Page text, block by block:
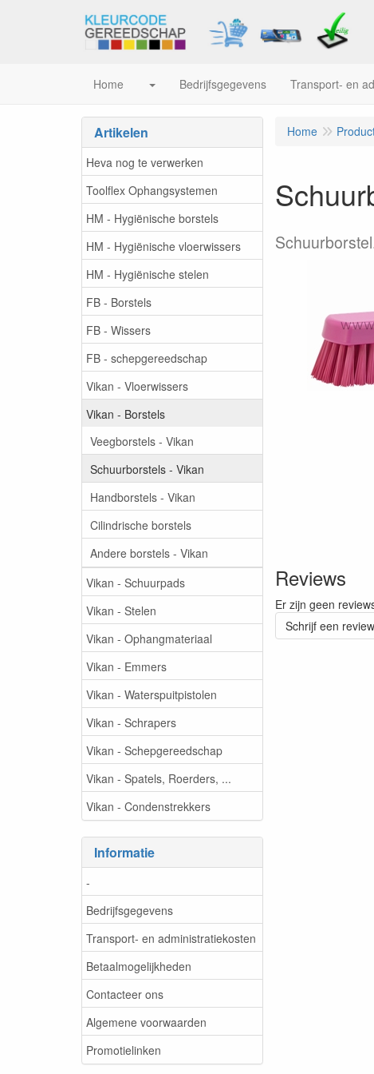
Home Bedrijfsgegevens Transport- en
Artikelen
Heva nog te verwerken
Toolflex Ophangsystemen
HM - Hygiënische borstels
HM - Hygiënische vloerwissers
HM - Hygiënische stelen
FB - Borstels
FB - Wissers
FB - schepgereedschap
Vikan - Vloerwissers
Vikan - Borstels
Veegborstels - Vikan
Schuurborstels - Vikan
Handborstels - Vikan
Cilindrische borstels
Andere borstels - Vikan
Vikan - Schuurpads
Vikan - Stelen
Vikan - Ophangmateriaal
Vikan - Emmers
Vikan - Waterspuitpistolen
Vikan - Schrapers
Vikan - Schepgereedschap
Vikan - Spatels, Roerders, ...
Vikan - Condenstrekkers
Informatie
-
Bedrijfsgegevens
Transport- en administratiekosten
Betaalmogelijkheden
Contacteer ons
Algemene voorwaarden
Promotielinken
Home
Reviews
Er zijn geen
Schrijf een review